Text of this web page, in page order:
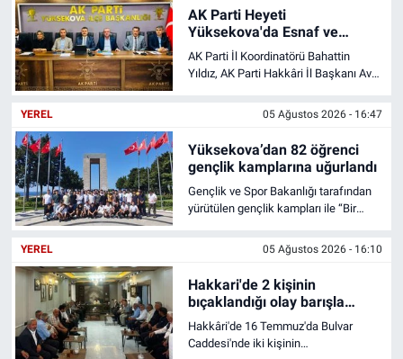
AK Parti Heyeti
Yüksekova'da Esnaf ve
Vatandaşlarla Bir Araya Geldi
AK Parti İl Koordinatörü Bahattin
Yıldız, AK Parti Hakkâri İl Başkanı Av.
heyeti, Yüksekova ilçesinde gün boyu
çeşitli ziyaret ve toplantılar
gerçekleştirdi.
YEREL 05 Ağustos 2026 - 16:47
Yüksekova’dan 82 öğrenci
gençlik kamplarına uğurlandı
Gençlik ve Spor Bakanlığı tarafından
yürütülen gençlik kampları ile “Bir
kapsamında Hakkari’nin Yüksekova
ilçesinden 82 öğrenci, Türkiye’nin
farklı illerinde düzenlenen gençlik
kamplarına gönderildi.
YEREL 05 Ağustos 2026 - 16:10
Hakkari'de 2 kişinin
bıçaklandığı olay barışla
sonuçlandı!
Hakkâri'de 16 Temmuz'da Bulvar
Caddesi'nde iki kişinin